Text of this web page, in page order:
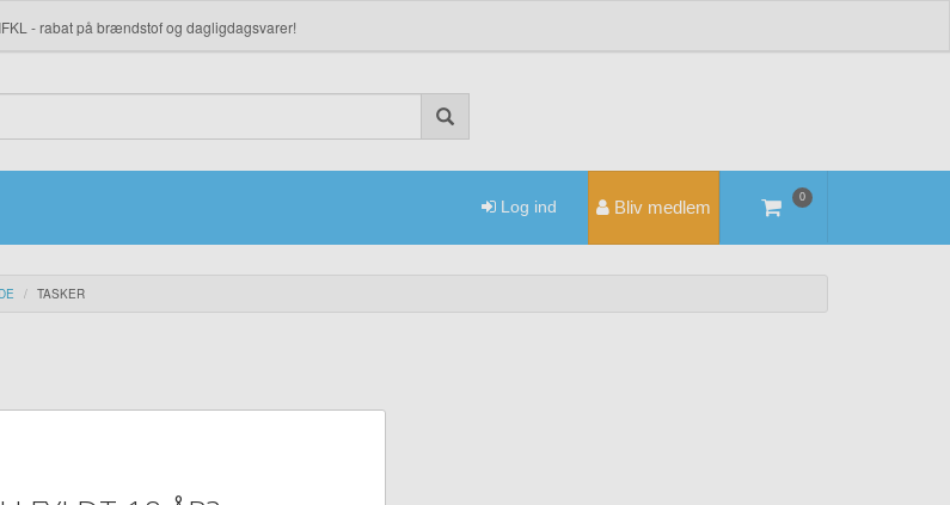
IFKL - rabat på brændstof og dagligdagsvarer!
0
Bliv medlem
Log ind
TASKER